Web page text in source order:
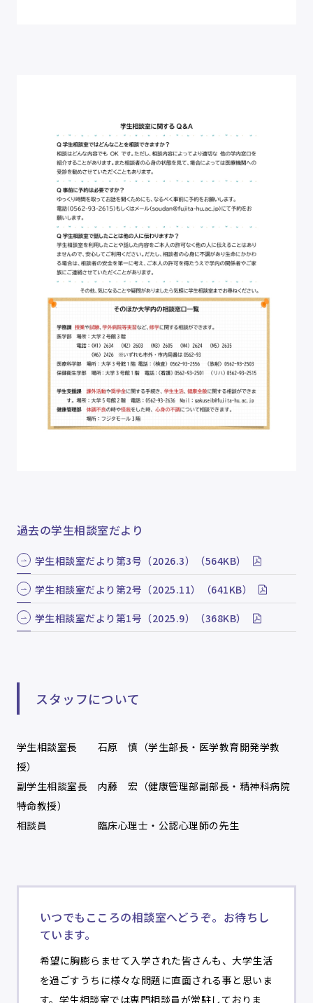
過去の学生相談室だより
学生相談室だより第3号（2026.3）（564KB）
学生相談室だより第2号（2025.11）（641KB）
学生相談室だより第1号（2025.9）（368KB）
スタッフについて
学生相談室長 石原 慎（学生部長・医学教育開発学教
授）
副学生相談室長 内藤 宏（健康管理部副部長・精神科病院
特命教授）
相談員 臨床心理士・公認心理師の先生
いつでもこころの相談室へどうぞ。お待ちし
ています。
希望に胸膨らませて入学された皆さんも、大学生活
を過ごすうちに様々な問題に直面される事と思いま
す。学生相談室では専門相談員が常駐しておりま